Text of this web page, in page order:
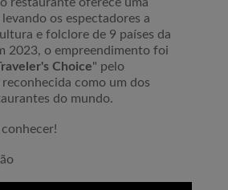
restaurante oferece uma
os espectadores a
e folclore de 9 países da
2023, o empreendimento foi
Choice" pelo
reconhecida como um dos
do mundo.